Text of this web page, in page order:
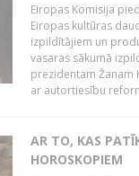
Eiropas Komisija
Eiropas kultūras
izpildītājiem un
vasaras sākumā
prezidentam Žanam
ar autortiesību
AR TO, KAS
HOROSKOPIEM